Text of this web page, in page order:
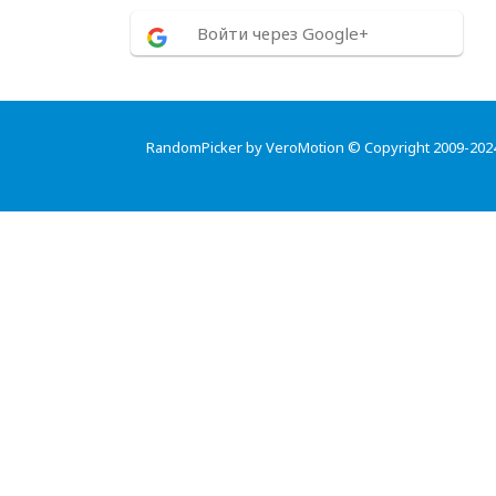
Войти через Google+
RandomPicker by VeroMotion © Copyright 2009-